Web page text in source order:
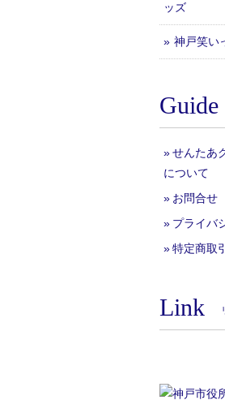
ッズ
神戸笑い
Guide
せんたあ
について
お問合せ
プライバ
特定商取
Link